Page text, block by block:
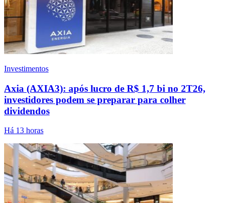
Investimentos
Axia (AXIA3): após lucro de R$ 1,7 bi no 2T26,
investidores podem se preparar para colher
dividendos
Há 13 horas